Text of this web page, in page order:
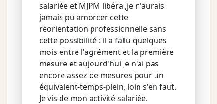
salariée et MJPM libéral,je n'aurais
jamais pu amorcer cette
réorientation professionnelle sans
cette possibilité : il a fallu quelques
mois entre l'agrément et la première
mesure et aujourd'hui je n'ai pas
encore assez de mesures pour un
équivalent-temps-plein, loin s'en faut.
Je vis de mon activité salariée.